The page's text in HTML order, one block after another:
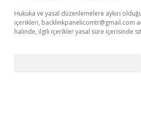
Hukuka ve yasal düzenlemelere aykırı
içerikleri, backlinkpanelicomtr@gmail.com
halinde, ilgili içerikler yasal süre içerisinde